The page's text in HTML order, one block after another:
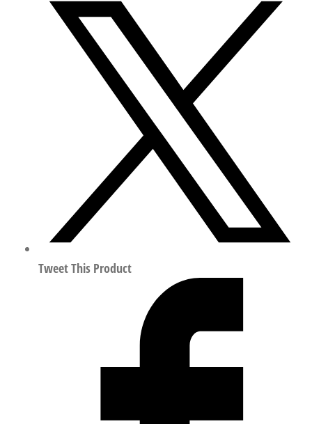
ISO
15552
Tweet This Product